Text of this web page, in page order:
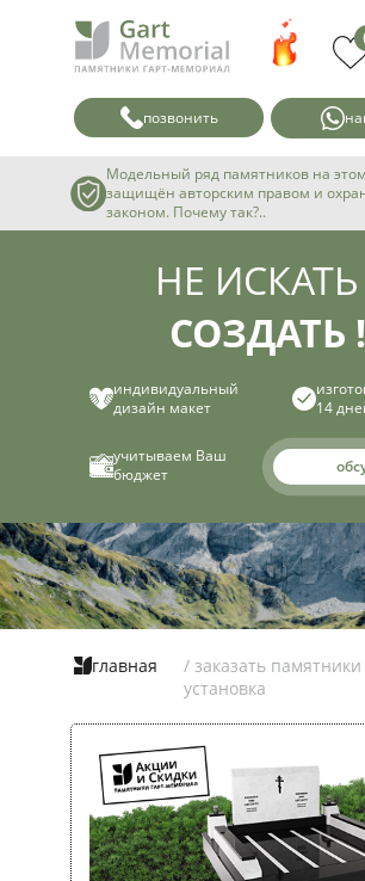
позвонить
Модельный ряд памятников на
защищён авторским правом и
законом. Почему так?..
НЕ ИСКАТЬ
СОЗДАТЬ !
индивидуальный
дизайн макет
14
учитываем Ваш
бюджет
главная
/ заказать
установка